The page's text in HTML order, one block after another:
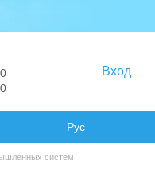
Вход
Рус
систем